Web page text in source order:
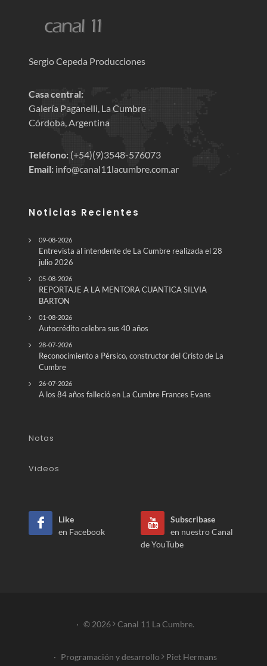
Sergio Cepeda Producciones
Casa central:
Galería Paganelli, La Cumbre
Córdoba, Argentina
Teléfono: (+54)(9)3548-576073
Email: info@canal11lacumbre.com.ar
Noticias Recientes
09-08-2026
Entrevista al intendente de La Cumbre realizada el 28
julio 2026
05-08-2026
REPORTAJE A LA MENTORA CUANTICA SILVIA
BARTON
01-08-2026
Autocrédito celebra sus 40 años
28-07-2026
Reconocimiento a Pérsico, constructor del Cristo de La
Cumbre
26-07-2026
A los 84 años falleció en La Cumbre Frances Evans
Notas
Videos
Like
en Facebook
Subscribase
en nuestro Canal
de YouTube
· © 2026 Canal 11 La Cumbre.
· Programación y desarrollo Piet Hermans